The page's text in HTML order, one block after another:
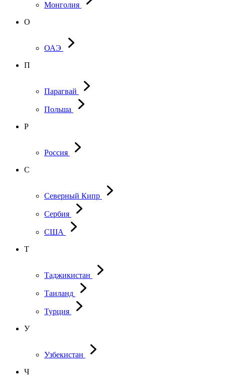
Монголия
О
ОАЭ
П
Парагвай
Польша
Р
Россия
С
Северный Кипр
Сербия
США
Т
Таджикистан
Таиланд
Турция
У
Узбекистан
Ч